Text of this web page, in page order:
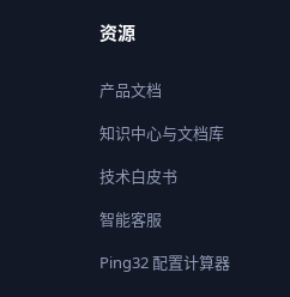
资源
产品文档
知识中心与文档库
技术白皮书
智能客服
Ping32 配置计算器